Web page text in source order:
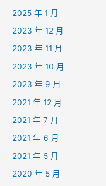
2025 年 1 月
2023 年 12 月
2023 年 11 月
2023 年 10 月
2023 年 9 月
2021 年 12 月
2021 年 7 月
2021 年 6 月
2021 年 5 月
2020 年 5 月